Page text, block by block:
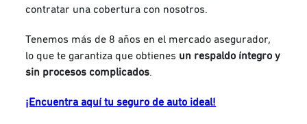
contratar una cobertura con nosotros.
Tenemos más de 8 años en el mercado asegurador,
lo que te garantiza que obtienes un respaldo íntegro y
sin procesos complicados.
¡Encuentra aquí tu seguro de auto ideal!